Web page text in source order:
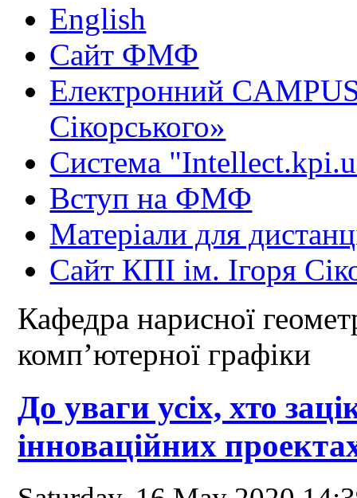
English
Сайт ФМФ
Електронний
Сікорського»
Система
Вступ на ФМФ
Матеріали для
Сайт КПІ ім. Ігоря
Кафедра нарисної
комп’ютерної графіки
До уваги усіх, хто
інноваційних